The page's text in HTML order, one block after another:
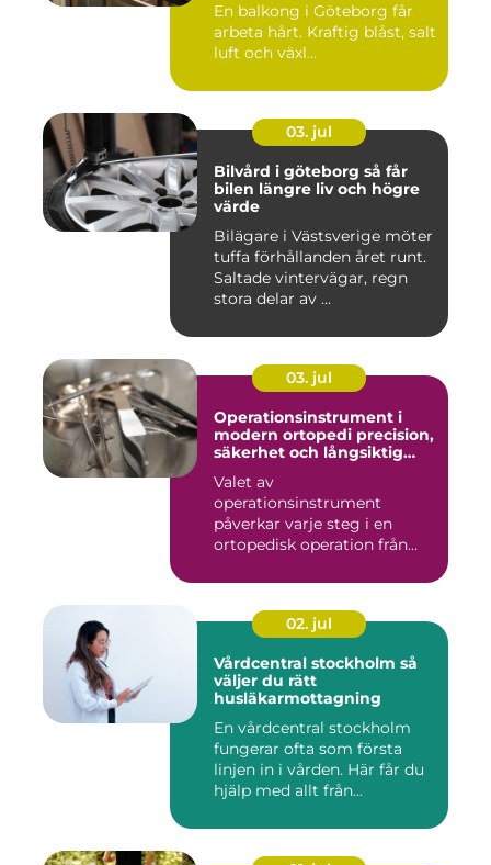
En balkong i Göteborg får
arbeta hårt. Kraftig blåst, salt
luft och växl...
03. jul
Bilvård i göteborg så får
bilen längre liv och högre
värde
Bilägare i Västsverige möter
tuffa förhållanden året runt.
Saltade vintervägar, regn
stora delar av ...
03. jul
Operationsinstrument i
modern ortopedi precision,
säkerhet och långsiktig
Valet av
operationsinstrument
påverkar varje steg i en
ortopedisk operation från
02. jul
Vårdcentral stockholm så
väljer du rätt
husläkarmottagning
En vårdcentral stockholm
fungerar ofta som första
linjen in i vården. Här får du
hjälp med allt från...